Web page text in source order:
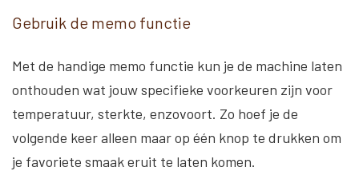
Gebruik de memo functie
Met de handige memo functie kun je de machine laten
onthouden wat jouw specifieke voorkeuren zijn voor
temperatuur, sterkte, enzovoort. Zo hoef je de
volgende keer alleen maar op één knop te drukken om
je favoriete smaak eruit te laten komen.